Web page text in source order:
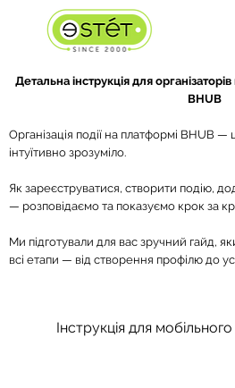
Детальна інструкція для
BHUB
Організація події на платформі BHUB
інтуїтивно зрозуміло.
Як зареєструватися, створити подію,
— розповідаємо та показуємо крок за
Ми підготували для вас зручний гайд,
всі етапи — від створення профілю до
Інструкція для